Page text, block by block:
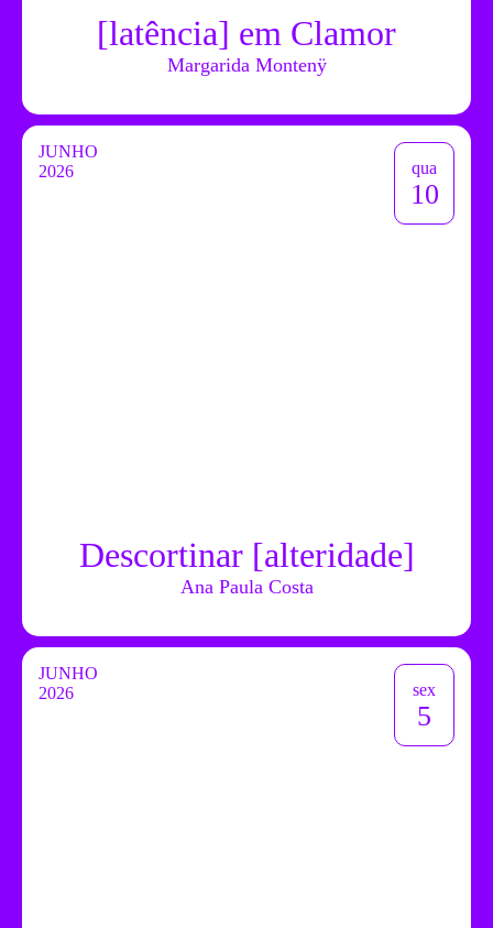
[latência] em Clamor
Margarida Montenÿ
JUNHO
2026
qua
10
Descortinar [alteridade]
Ana Paula Costa
JUNHO
2026
sex
5